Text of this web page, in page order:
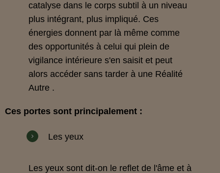
catalyse dans le corps subtil à un niveau
plus intégrant, plus impliqué. Ces
énergies donnent par là même comme
des opportunités à celui qui plein de
vigilance intérieure s'en saisit et peut
alors accéder sans tarder à une Réalité
Autre .
Ces portes sont principalement :
Les yeux
Les yeux sont dit-on le reflet de l'âme et à